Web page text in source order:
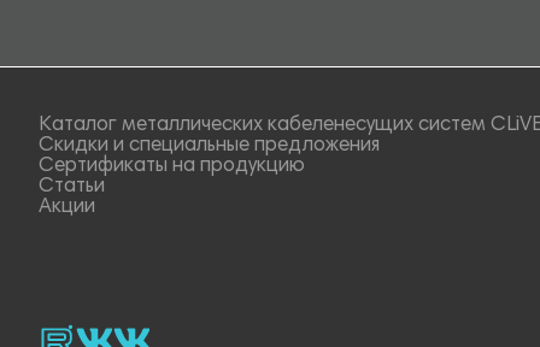
Каталог металлических кабеленесущих систем
Скидки и специальные предложения
Сертификаты на продукцию
Статьи
Акции
rutubevk_video.
Vk.